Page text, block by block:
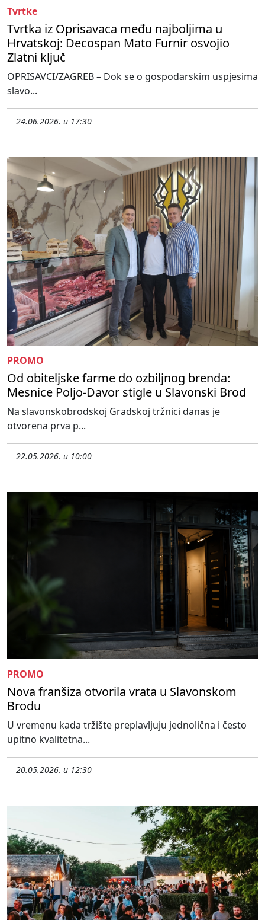
Tvrtke
Tvrtka iz Oprisavaca među najboljima u
Hrvatskoj: Decospan Mato Furnir osvojio
Zlatni ključ
OPRISAVCI/ZAGREB – Dok se o gospodarskim uspjesima
slavo...
24.06.2026. u 17:30
PROMO
Od obiteljske farme do ozbiljnog brenda:
Mesnice Poljo-Davor stigle u Slavonski Brod
Na slavonskobrodskoj Gradskoj tržnici danas je
otvorena prva p...
22.05.2026. u 10:00
PROMO
Nova franšiza otvorila vrata u Slavonskom
Brodu
U vremenu kada tržište preplavljuju jednolična i često
upitno kvalitetna...
20.05.2026. u 12:30